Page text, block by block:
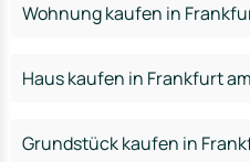
Wohnung kaufen in
Haus kaufen in Frankfurt
Grundstück kaufen in